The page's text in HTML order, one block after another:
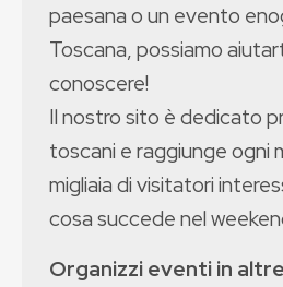
paesana o un evento
Toscana, possiamo
conoscere!
Il nostro sito è dedicato
toscani e raggiunge ogni
migliaia di visitatori
cosa succede nel
Organizzi eventi in